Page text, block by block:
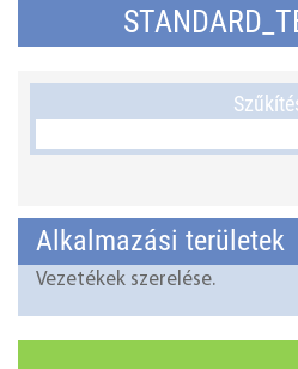
Alkalmazási területek
Vezetékek szerelése.